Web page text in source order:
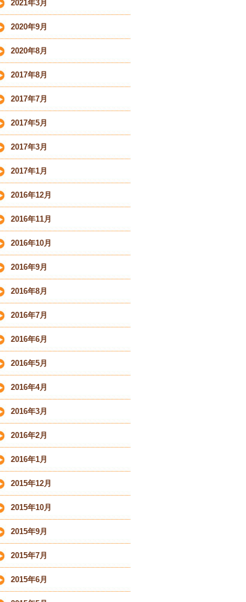
2021年3月
2020年9月
2020年8月
2017年8月
2017年7月
2017年5月
2017年3月
2017年1月
2016年12月
2016年11月
2016年10月
2016年9月
2016年8月
2016年7月
2016年6月
2016年5月
2016年4月
2016年3月
2016年2月
2016年1月
2015年12月
2015年10月
2015年9月
2015年7月
2015年6月